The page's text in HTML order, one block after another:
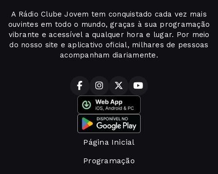
A Rádio Clube Jovem tem conquistado cada vez mais
ouvintes em todo o mundo, graças à sua programação
vibrante e acessível a qualquer hora e lugar. Por meio
do nosso site e aplicativo oficial, milhares de pessoas
acompanham diariamente.
Página Inicial
Programação